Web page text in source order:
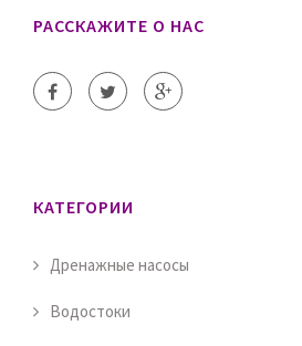
РАССКАЖИТЕ О НАС
КАТЕГОРИИ
Дренажные насосы
Водостоки